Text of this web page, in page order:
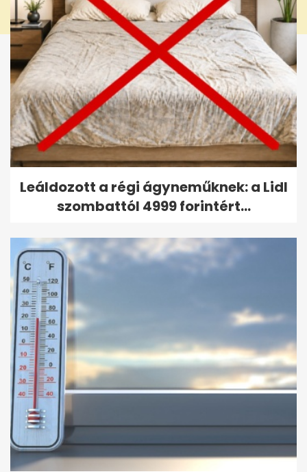
Leáldozott a régi ágyneműknek: a Lidl
szombattól 4999 forintért...